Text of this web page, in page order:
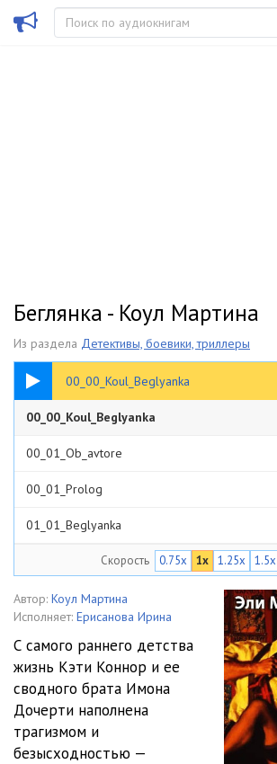
Беглянка - Коул Мартина
Из раздела Детективы, боевики, триллеры
00_00_Koul_Beglyanka
00:22
00_00_Koul_Beglyanka
00_01_Ob_avtore
00_01_Prolog
01_01_Beglyanka
01_02_Beglyanka
01_03_Beglyanka
01_05_Beglyanka
01_06_Beglyanka
01_07_Beglyanka
Скорость 0.75x 1x 1.25x 1.5x
Автор: Коул Мартина
Исполняет: Ерисанова Ирина
С самого раннего детства
жизнь Кэти Коннор и ее
сводного брата Имона
Дочерти наполнена
трагизмом и
безысходностью —